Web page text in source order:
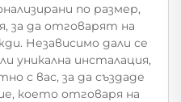
по размер,
за да отговарят на
Независимо дали се
уникална инсталация,
с вас, за да създаде
което отговаря на